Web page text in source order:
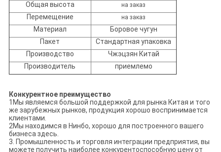
Общая высота на заказ
Перемещение на заказ
Материал
Боровое чугун
Пакет
Стандартная упаковка
Производство
Чжэцзян Китай
Производитель
приемлемо
Конкурентное преимущество
1Мы являемся большой поддержкой для рынка Китая и того
же зарубежных рынков, продукция хорошо воспринимается
клиентами.
2Мы находимся в Нинбо, хорошо для построенного вашего
бизнеса здесь.
3. Промышленность и торговля интеграции предприятия, вы
можете получить наиболее конкурентоспособную цену от